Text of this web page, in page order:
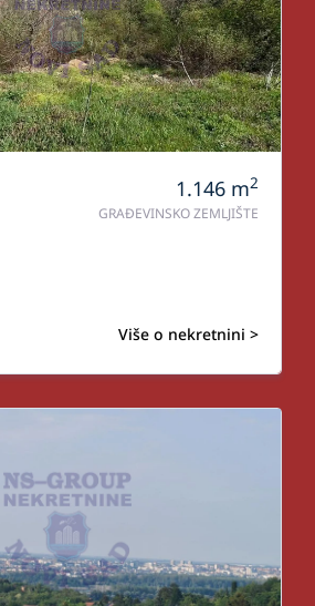
1.146 m2
GRAĐEVINSKO ZEMLJIŠTE
Više o nekretnini >